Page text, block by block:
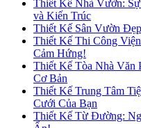
Thiết Kế Nhà Vườn:
và Kiến Trúc
Thiết Kế Sân Vườn
Thiết Kế Thi Công
Cảm Hứng!
Thiết Kế Tòa Nhà Văn
Cơ Bản
Thiết Kế Trung Tâm
Cưới Của Bạn
Thiết Kế Từ Đường: